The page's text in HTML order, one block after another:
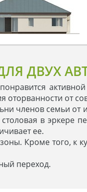
ДВУХ
оторванности от
членов семьи
в эркере
ее.
Кроме того, к
переход.